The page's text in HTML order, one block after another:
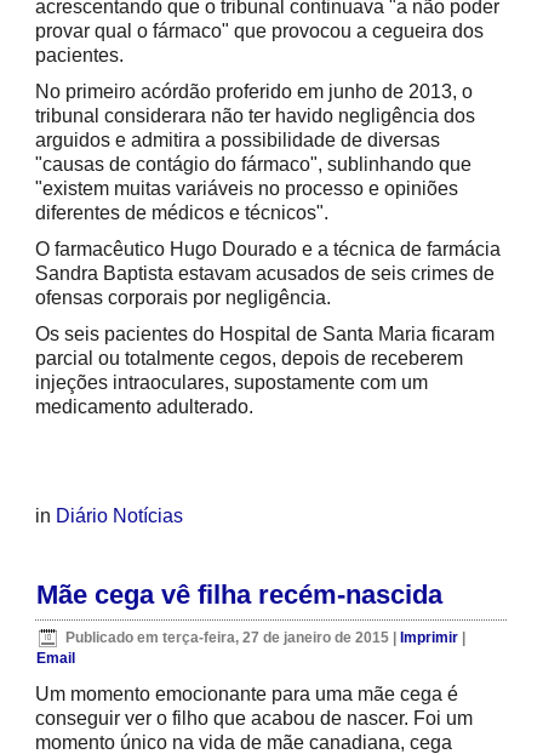
acrescentando que o tribunal continuava "a não poder
provar qual o fármaco" que provocou a cegueira dos
pacientes.
No primeiro acórdão proferido em junho de 2013, o
tribunal considerara não ter havido negligência dos
arguidos e admitira a possibilidade de diversas
"causas de contágio do fármaco", sublinhando que
"existem muitas variáveis no processo e opiniões
diferentes de médicos e técnicos".
O farmacêutico Hugo Dourado e a técnica de farmácia
Sandra Baptista estavam acusados de seis crimes de
ofensas corporais por negligência.
Os seis pacientes do Hospital de Santa Maria ficaram
parcial ou totalmente cegos, depois de receberem
injeções intraoculares, supostamente com um
medicamento adulterado.
in Diário Notícias
Mãe cega vê filha recém-nascida
Publicado em terça-feira, 27 de janeiro de 2015 |Imprimir |
Email
Um momento emocionante para uma mãe cega é
conseguir ver o filho que acabou de nascer. Foi um
momento único na vida de mãe canadiana, cega